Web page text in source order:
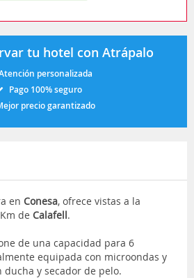
tu hotel con Atrápalo
personalizada
Pago 100% seguro
precio garantizado
en Conesa, ofrece vistas a la
de Calafell.
de una capacidad para 6
equipada con microondas y
ducha y secador de pelo.